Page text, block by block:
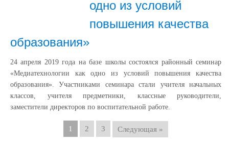
одно из условий
повышения качества
образования»
24 апреля 2019 года на базе школы состоялся районный семинар
«Медиатехнологии как одно из условий повышения качества
образования». Участниками семинара стали учителя начальных
классов, учителя предметники, классные руководители,
заместители директоров по воспитательной работе.
1 2 3 Следующая »